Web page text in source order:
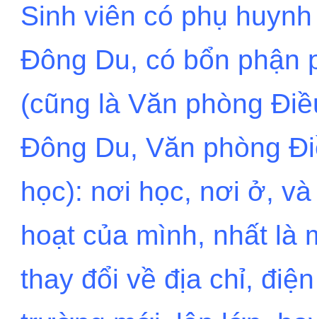
Sinh viên có phụ
Đông Du, có bổn phận
(cũng là Văn phòng
Đông Du, Văn phòng
học): nơi học, nơi ở,
hoạt của mình, nhất là
thay đổi về địa chỉ,